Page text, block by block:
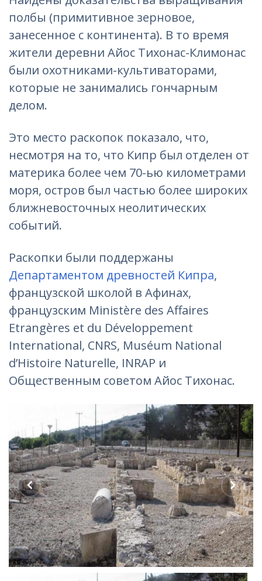
полбы (примитивное зерновое,
занесенное с континента). В то время
жители деревни Айос Тихонас-Климонас
были охотниками-культиваторами,
которые не занимались гончарным
делом.
Это место раскопок показало, что,
несмотря на то, что Кипр был отделен от
материка более чем 70-ью километрами
моря, остров был частью более широких
ближневосточных неолитических
событий.
Раскопки были поддержаны
Департаментом древностей Кипра,
французской школой в Афинах,
французским Ministère des Affaires
Etrangères et du Développement
International, CNRS, Muséum National
d’Histoire Naturelle, INRAP и
Общественным советом Айос Тихонас.